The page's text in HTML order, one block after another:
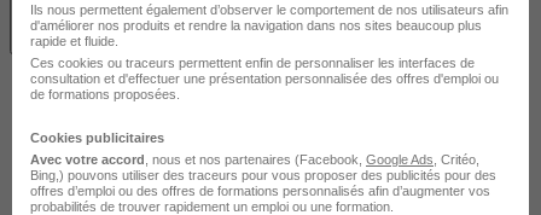
Voir les localités
Ils nous permettent également d’observer le comportement de nos utilisateurs afin
d'améliorer nos produits et rendre la navigation dans nos sites beaucoup plus
rapide et fluide.
Ces cookies ou traceurs permettent enfin de personnaliser les interfaces de
consultation et d'effectuer une présentation personnalisée des offres d'emploi ou
de formations proposées.
Cookies publicitaires
Avec votre accord , nous et nos partenaires (Facebook, Google Ads , Critéo,
Bing,) pouvons utiliser des traceurs pour vous proposer des publicités pour des
offres d’emploi ou des offres de formations personnalisés afin d’augmenter vos
probabilités de trouver rapidement un emploi ou une formation.